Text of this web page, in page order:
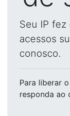
Seu IP
acessos
conosco.
Para liberar
responda ao